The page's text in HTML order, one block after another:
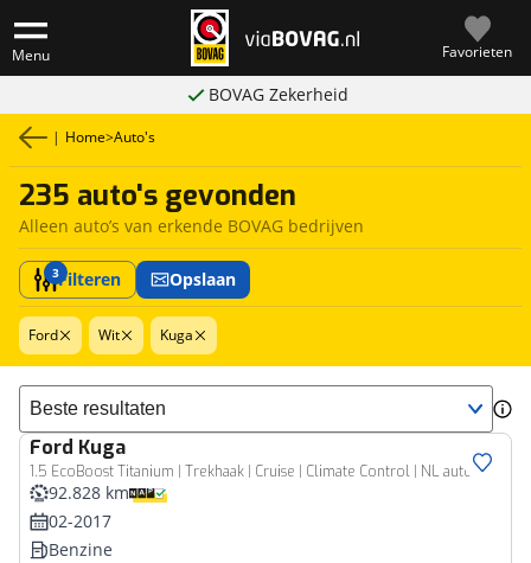
Menu Favorieten
BOVAG Zekerheid
| Home>Auto's
235 auto's gevonden
Alleen auto’s van erkende BOVAG bedrijven
3Filteren Opslaan
Ford Wit Kuga
Sorteer resultaten
Ford Kuga
1.5 EcoBoost Titanium | Trekhaak | Cruise | Climate Control | NL auto | Pano |
92.828 km
02-2017
Benzine